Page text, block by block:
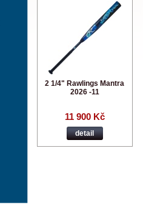
2 1/4" Rawlings Mantra
2026 -11
11 900 Kč
detail